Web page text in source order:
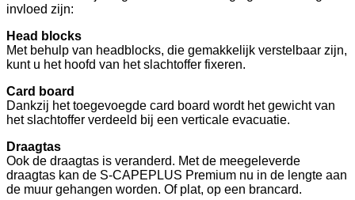
invloed zijn:
Head blocks
Met behulp van headblocks, die gemakkelijk verstelbaar zijn,
kunt u het hoofd van het slachtoffer fixeren.
Card board
Dankzij het toegevoegde card board wordt het gewicht van
het slachtoffer verdeeld bij een verticale evacuatie.
Draagtas
Ook de draagtas is veranderd. Met de meegeleverde
draagtas kan de S-CAPEPLUS Premium nu in de lengte aan
de muur gehangen worden. Of plat, op een brancard.